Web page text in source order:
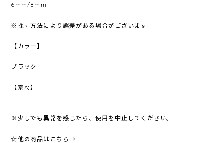
6mm/8mm
※採寸方法により誤差がある場合がございます
【カラー】
ブラック
【素材】
※少しでも異常を感じたら、使用を中止してください。
☆他の商品はこちら→